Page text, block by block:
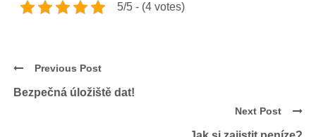
5/5 - (4 votes)
Previous Post
Bezpečná úložiště dat!
Next Post